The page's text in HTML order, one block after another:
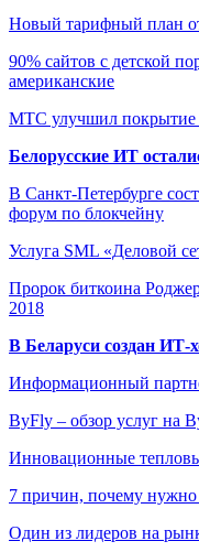
Новый тарифный план
90% сайтов с детской
американские
МТС улучшил покрытие
Белорусские ИТ
В Санкт-Петербурге
форум по блокчейну
Услуга SML «Деловой
Пророк биткоина
2018
В Беларуси создан ИТ-
Информационный
ByFly – обзор услуг на
Инновационные
7 причин, почему
Один из лидеров на